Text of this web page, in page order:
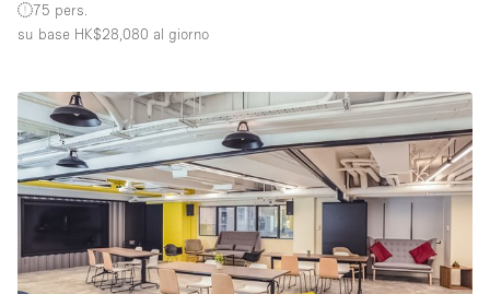
75 pers.
su base HK$28,080 al giorno